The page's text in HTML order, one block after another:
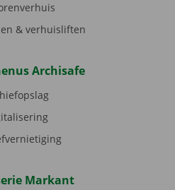
& verhuisliften
Archisafe
Markant